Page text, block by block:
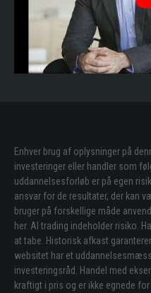
Enhver brug af oplysninger på
investeringer eller handler som
uddannelsesforløb er på egen
ansvar for de resultater, der kan
bruger på forskellige måde
her. Al trading indeholder risiko.
at tabe. Historisk afkast
websitet har et
investeringsråd. Handel med
kraftigt i pris og er ikke egnede